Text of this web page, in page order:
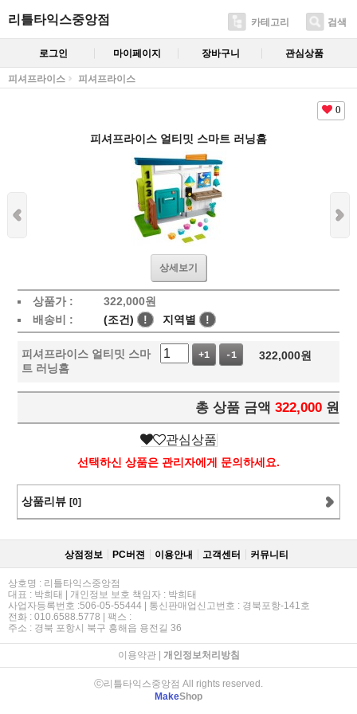
리틀타익스중앙점 카테고리 검색
로그인 마이페이지 장바구니 관심상품
피셔프라이스 피셔프라이스
0
피셔프라이스 얼티밋 스마트 러닝홈
상세보기
상품가 : 322,000원
배송비 :
(조건) ! 지역별 !
피셔프라이스 얼티밋 스마
트 러닝홈
+1 -1 322,000원
총 상품 금액 322,000 원
관심상품
선택하신 상품은 관리자에게 문의하세요.
상품리뷰 [0]
상점정보 PC버젼 이용안내 고객센터 커뮤니티
상호명 : 리틀타익스중앙점
대표 : 박희태 | 개인정보 보호 책임자 : 박희태
사업자등록번호 :506-05-55444 | 통신판매업신고번호 : 경북포항-141호
전화 : 010.6588.5778 | 팩스 :
주소 : 경북 포항시 북구 흥해읍 용전길 36
이용약관| 개인정보처리방침
ⓒ리틀타익스중앙점 All rights reserved.
MakeShop